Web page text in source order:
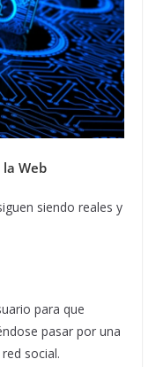
Web
siendo reales y
para que
pasar por una
social.